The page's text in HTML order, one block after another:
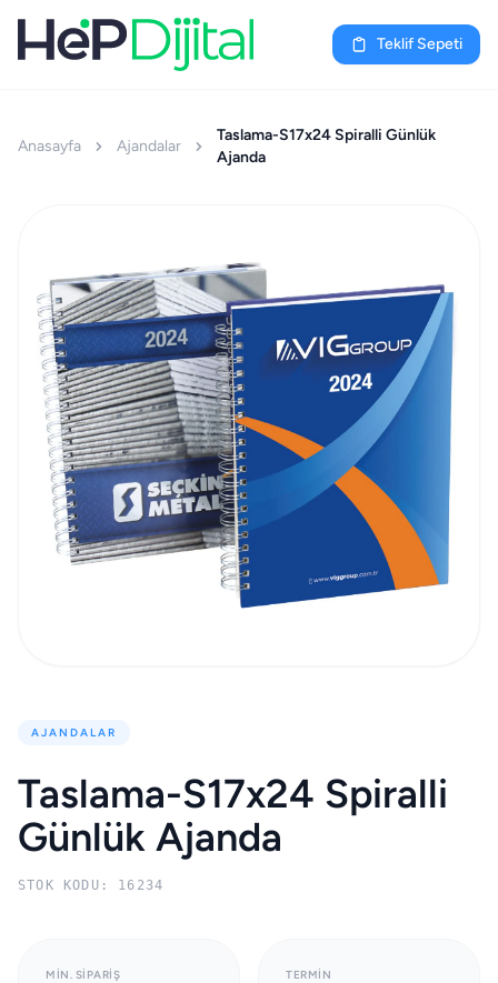
Teklif Sepeti
Anasayfa Ajandalar
Taslama-S17x24 Spiralli Günlük
Ajanda
AJANDALAR
Taslama-S17x24 Spiralli
Günlük Ajanda
STOK KODU: 16234
MIN. SIPARIŞ TERMIN